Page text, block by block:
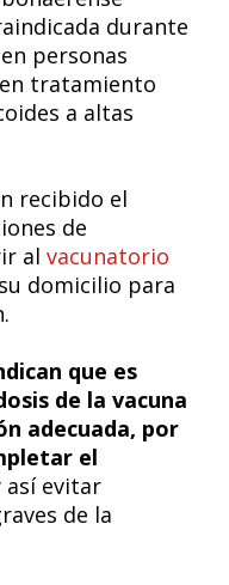
durante
personas
tratamiento
a altas
recibido el
de
al vacunatorio
domicilio para
que es
de la vacuna
adecuada, por
el
así evitar
de la